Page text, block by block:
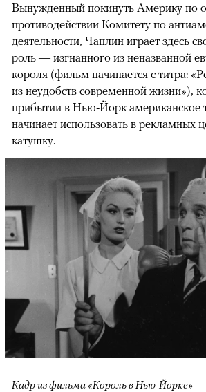
Вынужденный покинуть Америку по
противодействии Комитету по
деятельности, Чаплин играет здесь
роль — изгнанного из неназванной
короля (фильм начинается с титра:
из неудобств современной жизни»),
прибытии в Нью-Йорк американское
начинает использовать в рекламных
катушку.
Кадр из фильма «Король в Нью-Йорке»